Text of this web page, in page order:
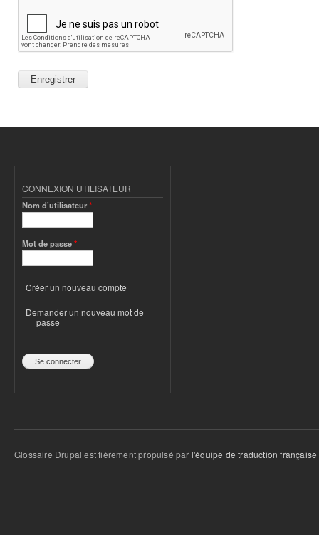
CONNEXION UTILISATEUR
Nom d'utilisateur*
Mot de passe*
Créer un nouveau compte
Demander un nouveau mot de
passe
Glossaire Drupal est fièrement propulsé par l'équipe de traduction française